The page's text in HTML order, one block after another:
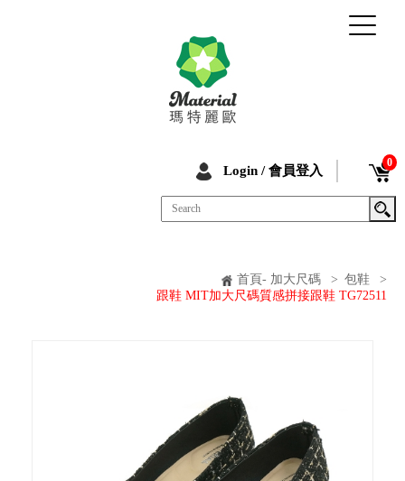
Login / 會員登入
0
首頁- 加大尺碼 > 包鞋
>
跟鞋 MIT加大尺碼質感拼接跟鞋 TG72511